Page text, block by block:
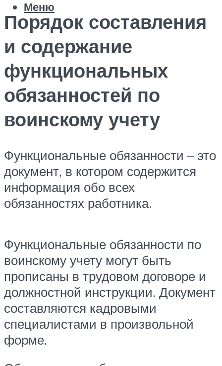
Меню
Порядок составления
и содержание
функциональных
обязанностей по
воинскому учету
Функциональные обязанности – это
документ, в котором содержится
информация обо всех
обязанностях работника.
Функциональные обязанности по
воинскому учету могут быть
прописаны в трудовом договоре и
должностной инструкции. Документ
составляются кадровыми
специалистами в произвольной
форме.